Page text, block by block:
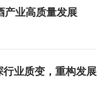
产业高质量发展
业质变，重构发展